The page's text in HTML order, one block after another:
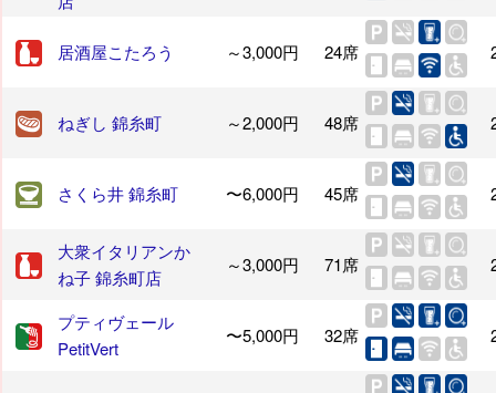
居酒屋こたろう ～3,000円 24席
ねぎし 錦糸町 ～2,000円 48席
さくら井 錦糸町 〜6,000円 45席
大衆イタリアンか
ね子 錦糸町店
～3,000円 71席
プティヴェール
PetitVert
〜5,000円 32席